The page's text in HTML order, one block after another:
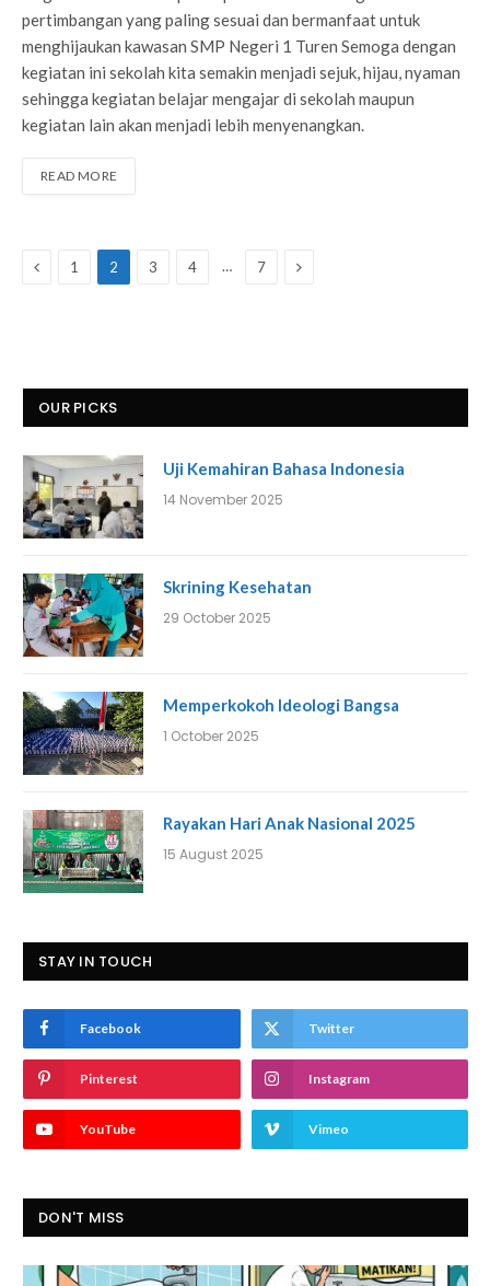
pertimbangan yang paling sesuai dan bermanfaat untuk
menghijaukan kawasan SMP Negeri 1 Turen Semoga dengan
kegiatan ini sekolah kita semakin menjadi sejuk, hijau, nyaman
sehingga kegiatan belajar mengajar di sekolah maupun
kegiatan lain akan menjadi lebih menyenangkan.
READ MORE
Previous
1 2 3 4 … 7 Next
OUR PICKS
Uji Kemahiran Bahasa Indonesia
14 November 2025
Skrining Kesehatan
29 October 2025
Memperkokoh Ideologi Bangsa
1 October 2025
Rayakan Hari Anak Nasional 2025
15 August 2025
STAY IN TOUCH
Facebook Twitter
Pinterest Instagram
YouTube Vimeo
DON'T MISS